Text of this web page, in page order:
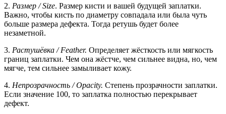
2. Размер / Size. Размер кисти и вашей будущей заплатки.
Важно, чтобы кисть по диаметру совпадала или была чуть
больше размера дефекта. Тогда ретушь будет более
незаметной.
3. Растушёвка / Feather. Определяет жёсткость или мягкость
границ заплатки. Чем она жёстче, чем сильнее видна, но, чем
мягче, тем сильнее замыливает кожу.
4. Непрозрачность / Opacitу. Степень прозрачности заплатки.
Если значение 100, то заплатка полностью перекрывает
дефект.